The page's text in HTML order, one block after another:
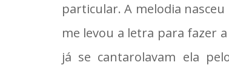
particular. A melodia
me levou a letra para fazer
já se cantarolavam ela